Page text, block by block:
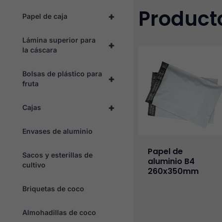
+
Papel de caja
+
Lámina superior para
la cáscara
+
Bolsas de plástico para
fruta
+
Cajas
Envases de aluminio
Sacos y esterillas de
cultivo
Briquetas de coco
Almohadillas de coco
Papel de
aluminio B4
260x350mm